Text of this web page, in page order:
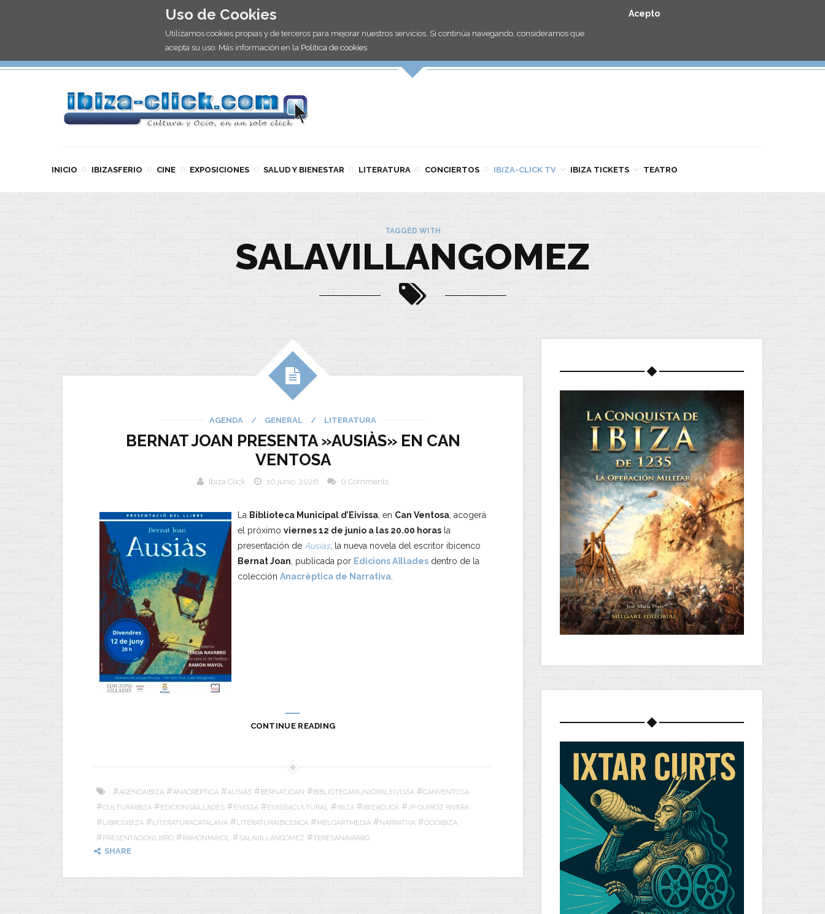
Uso de Cookies
Utilizamos cookies propias y de terceros para mejorar nuestros servicios. Si continúa navegando, consideramos que
acepta su uso. Más información en la Política de cookies
Acepto
INICIO IBIZASFERIO CINE EXPOSICIONES SALUD Y BIENESTAR LITERATURA CONCIERTOS IBIZA-CLICK TV IBIZA TICKETS TEATRO
TAGGED WITH
SALAVILLANGOMEZ
AGENDA / GENERAL / LITERATURA
BERNAT JOAN PRESENTA »AUSIÀS» EN CAN
VENTOSA
Ibiza Click 10 junio, 2026 0 Comments
La Biblioteca Municipal d’Eivissa , en Can Ventosa , acogerá
el próximo viernes 12 de junio a las 20.00 horas la
presentación de Ausiàs, la nueva novela del escritor ibicenco
Bernat Joan , publicada por Edicions Aïllades dentro de la
colección Anacrèptica de Narrativa
CONTINUE READING
#AGENDAIBIZA #ANACRÈPTICA #AUSIÀS #BERNATJOAN #BIBLIOTECAMUNICIPALEIVISSA #CANVENTOSA
#CULTURAIBIZA #EDICIONSAILLADES #EIVISSA #EIVISSACULTURAL #IBIZA #IBIZACLICK #JP QUIROZ RIVERA
#LIBROSIBIZA #LITERATURACATALANA #LITERATURAIBICENCA #MELQARTMEDIA #NARRATIVA #OCIOIBIZA
#PRESENTACIONLIBRO #RAMONMAYOL #SALAVILLANGOMEZ #TERESANAVARRO
SHARE